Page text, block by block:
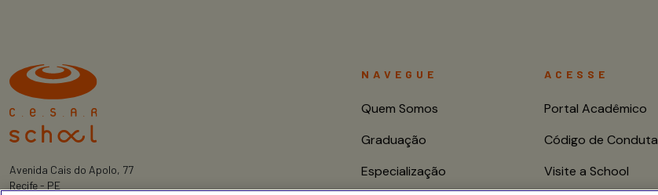
Avenida Cais do Apolo, 77
Recife - PE
NAVEGUE
Quem Somos
Graduação
Especialização
ACESSE
Portal Acadêmico
Código de Conduta
Visite a School